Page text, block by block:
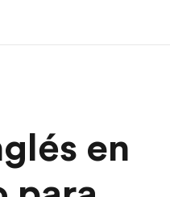
Ver todo lo que hacemos
en